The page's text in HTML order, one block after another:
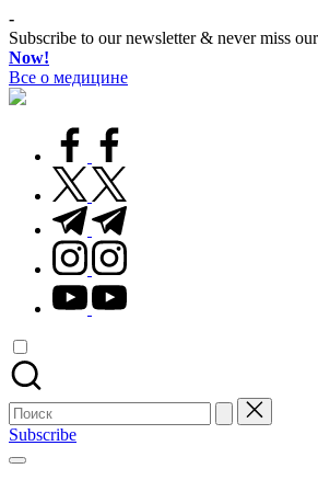
Перейти
к
содержимому
-
Subscribe to our newsletter & never miss
Now!
Все о медицине
Лечитесь
facebook.com
twitter.com
t.me
instagram.com
youtube.com
Поиск
для:
Subscribe